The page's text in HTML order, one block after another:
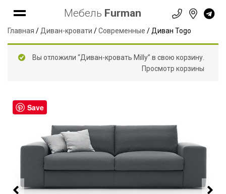
Мебель Furman
Главная / Диван-кровати /Современные / Диван Togo
Вы отложили “Диван-кровать Milly” в свою корзину.
Просмотр корзины
Save